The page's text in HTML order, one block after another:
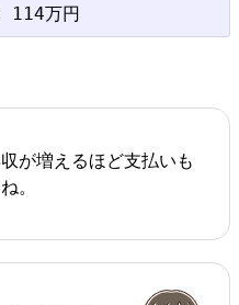
が増えるほど支払いも
。